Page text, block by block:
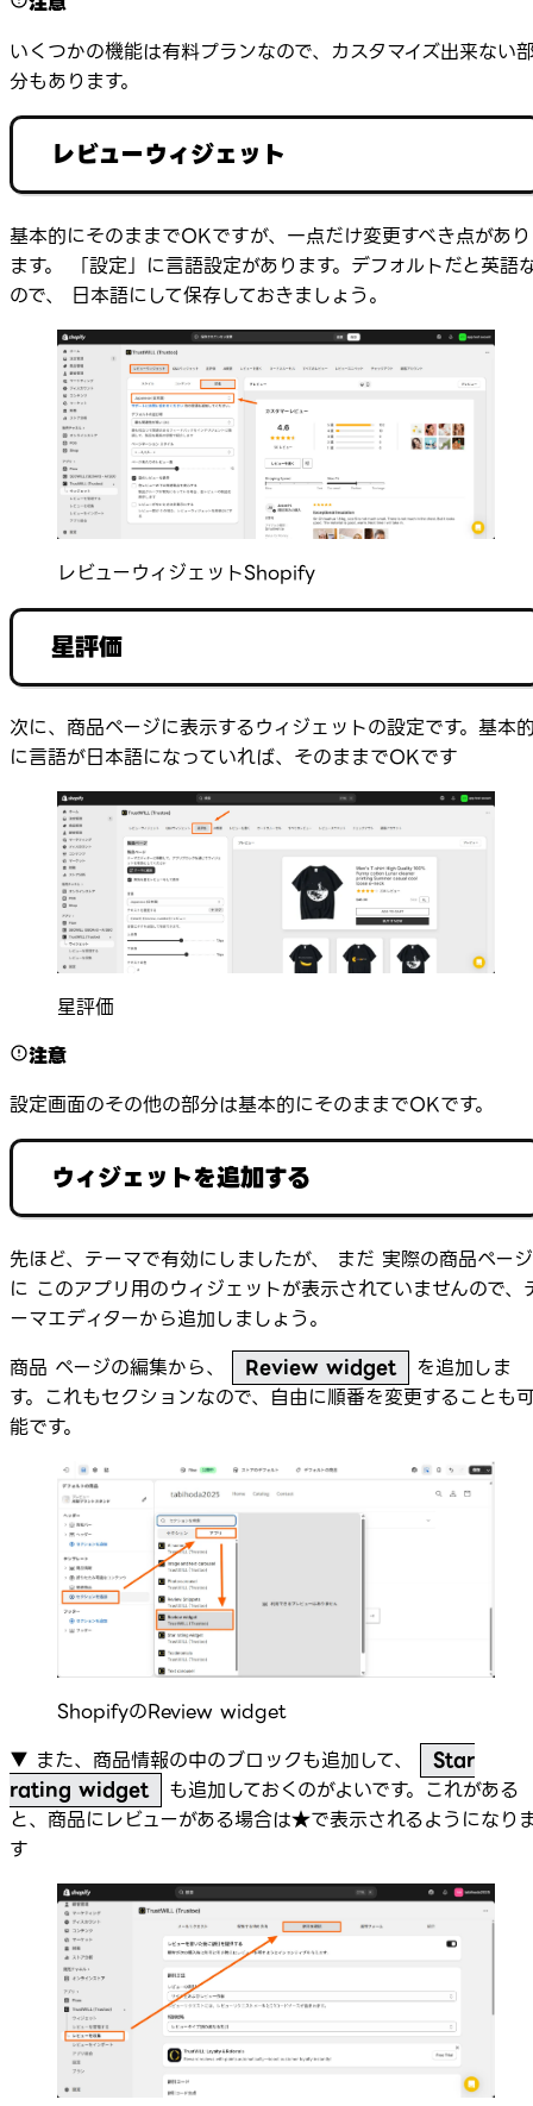
いくつかの機能は有料プランなので、カスタマイズ出来ない
分もあります。
レビューウィジェット
基本的にそのままでOKですが、一点だけ変更すべき点があり
ます。 「設定」に言語設定があります。デフォルトだと英語
ので、 日本語にして保存しておきましょう。
レビューウィジェットShopify
星評価
次に、商品ページに表示するウィジェットの設定です。基本
に言語が日本語になっていれば、そのままでOKです
星評価
注意
設定画面のその他の部分は基本的にそのままでOKです。
ウィジェットを追加する
先ほど、テーマで有効にしましたが、 まだ 実際の商品ページ
に このアプリ用のウィジェットが表示されていませんので、
ーマエディターから追加しましょう。
商品 ページの編集から、
Review widget
を追加しま
す。これもセクションなので、自由に順番を変更することも
能です。
ShopifyのReview widget
▼ また、商品情報の中のブロックも追加して、
Star
rating widget
も追加しておくのがよいです。これがある
と、商品にレビューがある場合は★で表示されるようになり
す